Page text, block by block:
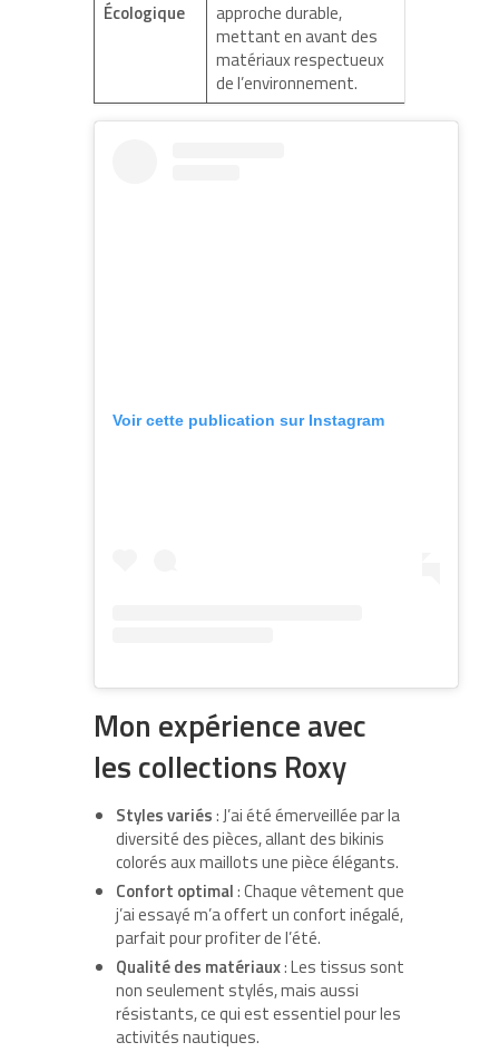
Écologique
approche durable,
mettant en avant des
matériaux respectueux
de l’environnement.
Voir cette publication sur Instagram
Mon expérience avec
les collections Roxy
Styles variés: J’ai été émerveillée par la
diversité des pièces, allant des bikinis
colorés aux maillots une pièce élégants.
Confort optimal: Chaque vêtement que
j’ai essayé m’a offert un confort inégalé,
parfait pour profiter de l’été.
Qualité des matériaux: Les tissus sont
non seulement stylés, mais aussi
résistants, ce qui est essentiel pour les
activités nautiques.